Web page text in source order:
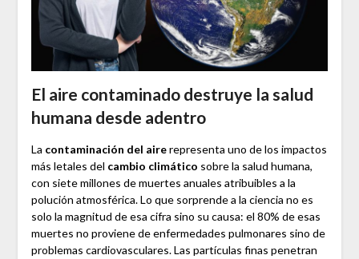
El aire contaminado destruye la salud
humana desde adentro
La contaminación del airerepresenta uno de los impactos
más letales del cambio climático sobre la salud humana,
con siete millones de muertes anuales atribuibles a la
polución atmosférica. Lo que sorprende a la ciencia no es
solo la magnitud de esa cifra sino su causa: el 80% de esas
muertes no proviene de enfermedades pulmonares sino de
problemas cardiovasculares. Las partículas finas penetran